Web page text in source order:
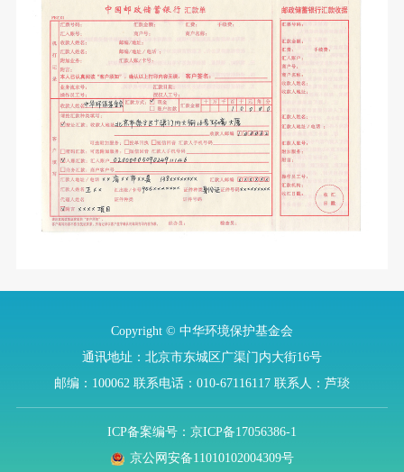
Copyright © 中华环境保护基金会
通讯地址：北京市东城区广渠门内大街16号
邮编：100062 联系电话：010-67116117 联系人：芦琰
ICP备案编号：京ICP备17056386-1
京公网安备11010102004309号